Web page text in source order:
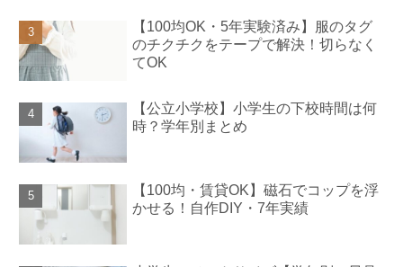
【100均OK・5年実験済み】服のタグ
のチクチクをテープで解決！切らなく
てOK
【公立小学校】小学生の下校時間は何
時？学年別まとめ
【100均・賃貸OK】磁石でコップを浮
かせる！自作DIY・7年実績